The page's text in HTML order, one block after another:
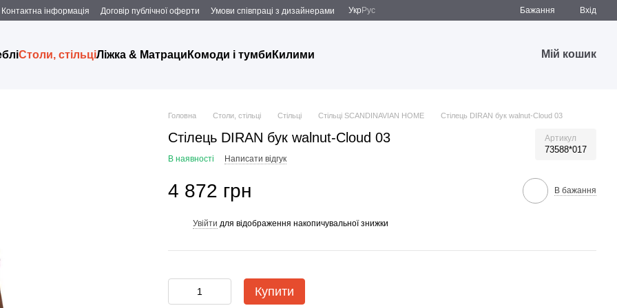
Контактна інформація Договір публічної оферти Умови співпраці з дизайнерами Укр Рус Бажання Вхід
Столи, стільціЛіжка & Матраци Комоди і тумби Килими Мій кошик
Головна Столи, стільці Стільці Стільці SCANDINAVIAN HOME Стілець DIRAN бук walnut-Cloud 03
Стілець DIRAN бук walnut-Cloud 03 Артикул
73588*017
В наявності Написати відгук
4 872 грн В бажання
Увійти для відображення накопичувальної знижки
Купити